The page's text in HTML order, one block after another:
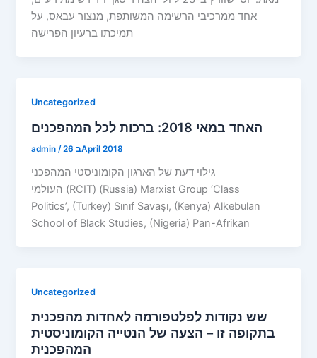
אחד ממרכיבי הרשימה המשותפת, מנצור עבאס, על
תמיכתו ברעיון הפרישה
Uncategorized
האחד במאי 2018: ברכות לכל המהפכנים
admin/ 26 בApril 2018
גילוי דעת של הארגון הקומוניסטי המהפכני
העולמי (RCIT) (Russia) Marxist Group ‘Class
Politics’, (Turkey) Sınıf Savaşı, (Kenya) Alkebulan
School of Black Studies, (Nigeria) Pan-Afrikan
Uncategorized
שש נקודות לפלטפורמה לאחדות מהפכנית
בתקופה זו – הצעה של הנטייה הקומוניסטית
המהפכנית